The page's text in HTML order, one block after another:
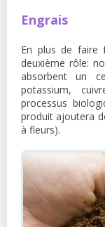
Engrais
En plus de faire
deuxième rôle:
absorbent un
potassium,
processus
produit ajoutera
à fleurs).